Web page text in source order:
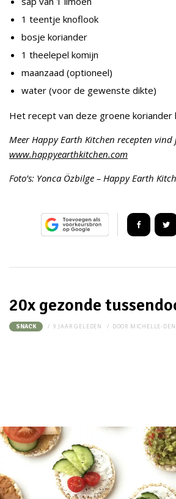
1 teentje knoflook
bosje koriander
1 theelepel komijn
maanzaad (optioneel)
water (voor de gewenste dikte)
Het recept van deze groene koriander
Meer Happy Earth Kitchen recepten vind
www.happyearthkitchen.com
Foto’s: Yonca Özbilge – Happy Earth
20x gezonde
SNACK 9 JAAR GELEDEN DOOR MICHELLE-